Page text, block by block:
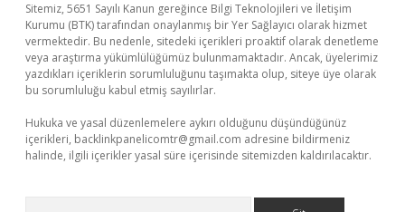
Sitemiz, 5651 Sayılı Kanun gereğince Bilgi Teknolojileri ve İletişim
Kurumu (BTK) tarafından onaylanmış bir Yer Sağlayıcı olarak hizmet
vermektedir. Bu nedenle, sitedeki içerikleri proaktif olarak denetleme
veya araştırma yükümlülüğümüz bulunmamaktadır. Ancak, üyelerimiz
yazdıkları içeriklerin sorumluluğunu taşımakta olup, siteye üye olarak
bu sorumluluğu kabul etmiş sayılırlar.
Hukuka ve yasal düzenlemelere aykırı olduğunu düşündüğünüz
içerikleri, backlinkpanelicomtr@gmail.com adresine bildirmeniz
halinde, ilgili içerikler yasal süre içerisinde sitemizden kaldırılacaktır.